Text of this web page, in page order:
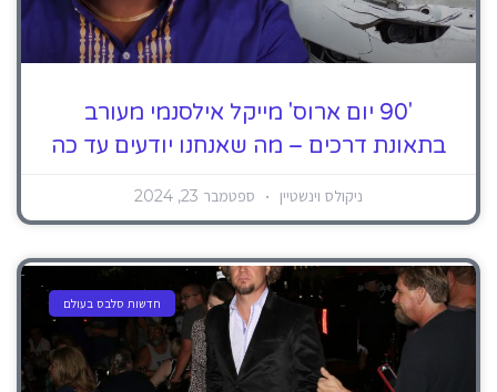
'90 יום ארוס' מייקל אילסנמי מעורב
בתאונת דרכים – מה שאנחנו יודעים עד כה
ניקולס וינשטיין ספטמבר 23, 2024
חדשות סלבס בעולם